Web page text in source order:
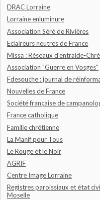
DRAC Lorraine
Lorraine enluminure
Association Séré de Rivières
Eclaireurs neutres de France
Missa : Réseaux d'entraide-
Association "Guerre en Vosges"
Fdesouche : journal de
Nouvelles de France
Société française de
France catholique
Famille chrétienne
La Manif pour Tous
Le Rouge et le Noir
AGRIF
Centre Image Lorraine
Registres paroissiaux et état
Moselle